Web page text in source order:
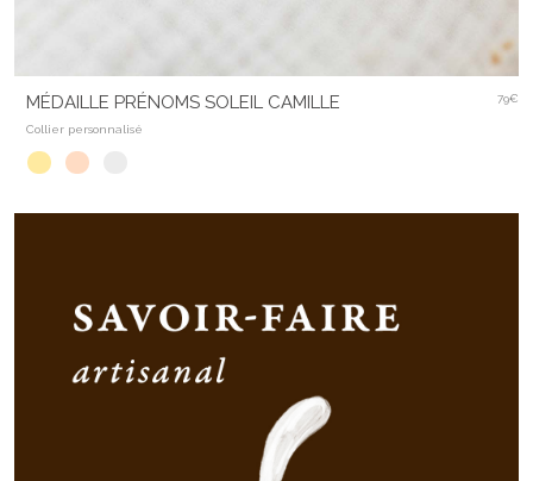
MÉDAILLE PRÉNOMS SOLEIL CAMILLE
Collier personnalisé
79€